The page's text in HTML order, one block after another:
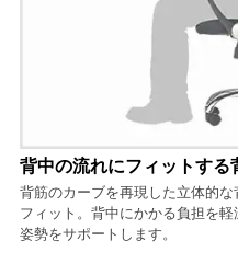
背中の流れにフィットする
背筋のカーブを再現した立体的
フィット。背中にかかる負担を
姿勢をサポートします。